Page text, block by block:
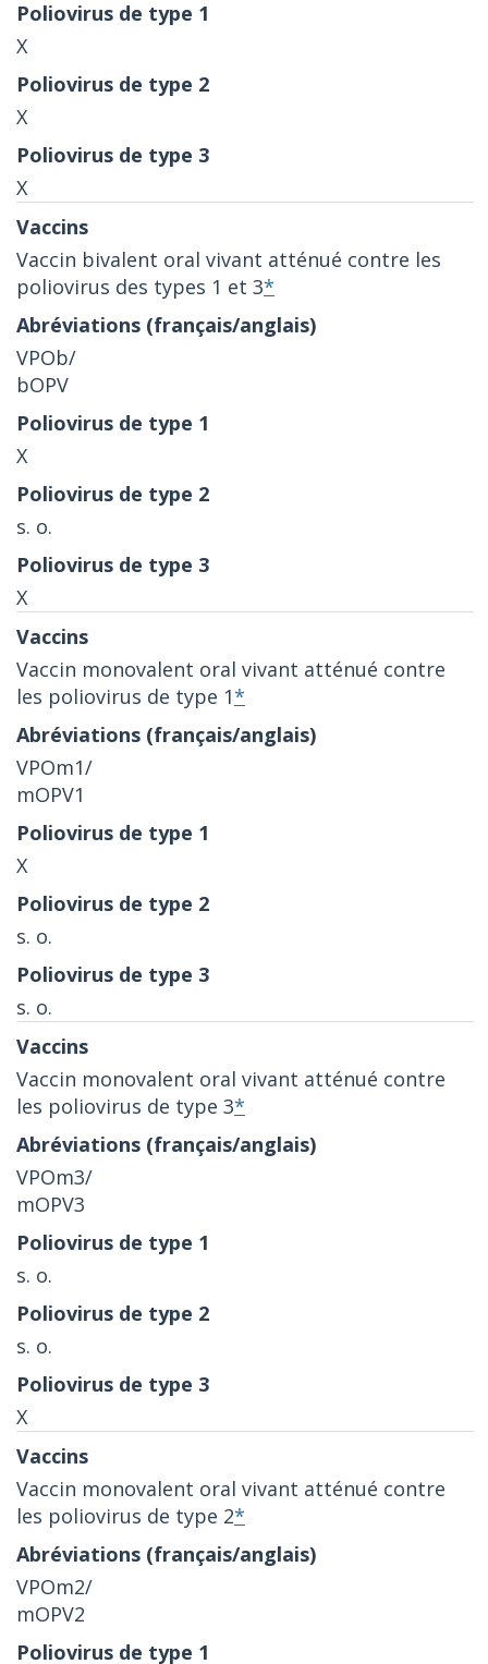
X
X
X
Vaccin bivalent oral vivant atténué contre les
poliovirus des types 1 et 3*
VPOb/
bOPV
X
s. o.
X
Vaccin monovalent oral vivant atténué contre
les poliovirus de type 1*
VPOm1/
mOPV1
X
s. o.
s. o.
Vaccin monovalent oral vivant atténué contre
les poliovirus de type 3*
VPOm3/
mOPV3
s. o.
s. o.
X
Vaccin monovalent oral vivant atténué contre
les poliovirus de type 2*
VPOm2/
mOPV2